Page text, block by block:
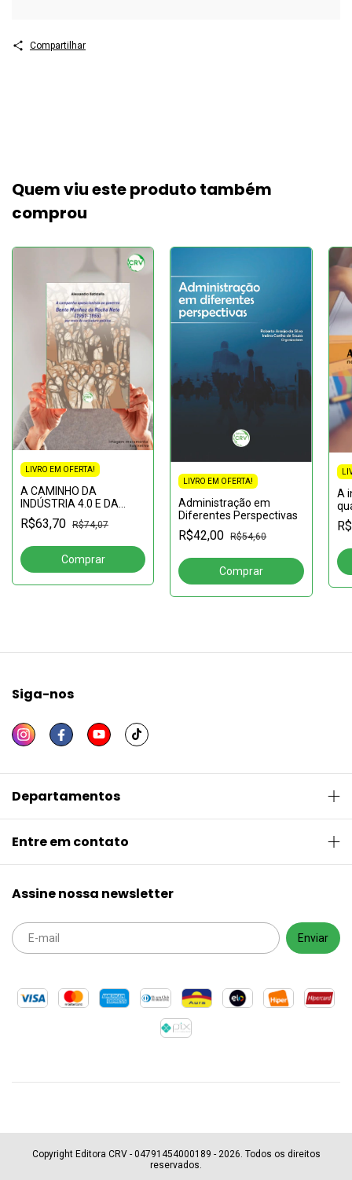
Compartilhar
Quem viu este produto também
comprou
LIVRO EM OFERTA!
A CAMINHO DA
INDÚSTRIA 4.0 E DA
PRODUÇÃO
SUSTENTÁVEL: gênese e
nova geração de
reestruturações do Mun
R$63,70 R$74,07
LIVRO EM OFERTA!
Administração em
Diferentes Perspectivas
R$42,00 R$54,60
A
Siga-nos
Departamentos
Entre em contato
Assine nossa newsletter
Copyright Editora CRV - 04791454000189 - 2026. Todos os direitos
reservados.